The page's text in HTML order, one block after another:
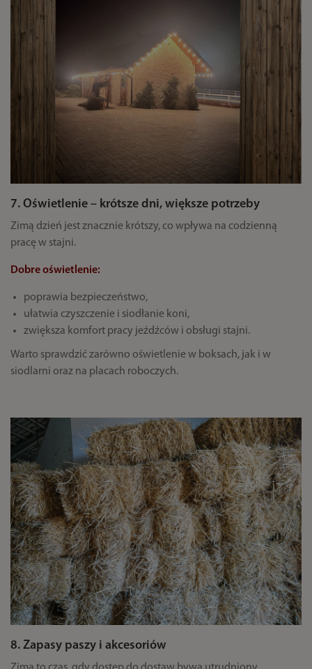
7. Oświetlenie – krótsze dni, większe potrzeby
Zimą dzień jest znacznie krótszy, co wpływa na codzienną
pracę w stajni.
Dobre oświetlenie:
poprawia bezpieczeństwo,
ułatwia czyszczenie i siodłanie koni,
zwiększa komfort pracy jeźdźców i obsługi stajni.
Warto sprawdzić zarówno oświetlenie w boksach, jak i w
siodlarni oraz na placach roboczych.
8. Zapasy paszy i akcesoriów